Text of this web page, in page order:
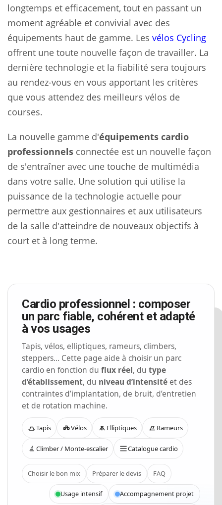
longtemps et efficacement, tout en passant un
moment agréable et convivial avec des
équipements haut de gamme. Les vélos Cycling
offrent une toute nouvelle façon de travailler. La
dernière technologie et la fiabilité sera toujours
au rendez-vous en vous apportant les critères
que vous attendez des meilleurs vélos de
courses.
La nouvelle gamme d'équipements cardio
professionnels connectée est un nouvelle façon
de s'entraîner avec une touche de multimédia
dans votre salle. Une solution qui utilise la
puissance de la technologie actuelle pour
permettre aux gestionnaires et aux utilisateurs
de la salle d'atteindre de nouveaux objectifs à
court et à long terme.
Cardio professionnel : composer
un parc fiable, cohérent et adapté
à vos usages
Tapis, vélos, elliptiques, rameurs, climbers,
steppers… Cette page aide à choisir un parc
cardio en fonction du flux réel, du type
d’établissement, du niveau d’intensité et des
contraintes d’implantation, de bruit, d’entretien
et de rotation machine.
Tapis Vélos Elliptiques Rameurs
Climber / Monte-escalier Catalogue cardio
Choisir le bon mix Préparer le devis FAQ
Usage intensif Accompagnement projet